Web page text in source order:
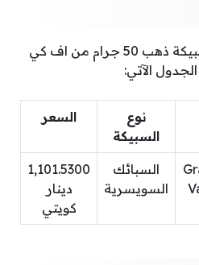
يمكن الاطلاع على سعر سبيكة ذهب 50 جرام من اف كي
الآتي:
نوع
السبيكة
السعر
السبائك
السويسرية
1,101.5300
دينار
كويتي